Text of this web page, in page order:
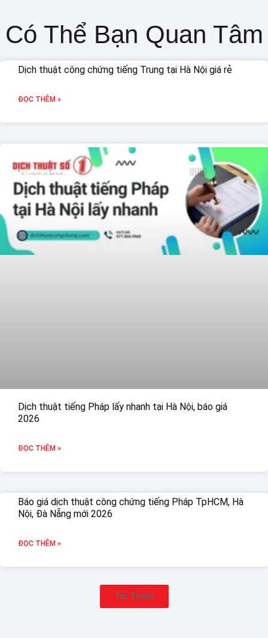
Có Thể Bạn Quan Tâm
Dịch thuật công chứng tiếng Trung tại Hà Nội giá rẻ
ĐỌC THÊM »
Dịch thuật tiếng Pháp lấy nhanh tại Hà Nội, báo giá
2026
ĐỌC THÊM »
Báo giá dịch thuật công chứng tiếng Pháp TpHCM, Hà
Nội, Đà Nẵng mới 2026
ĐỌC THÊM »
Tải Thêm